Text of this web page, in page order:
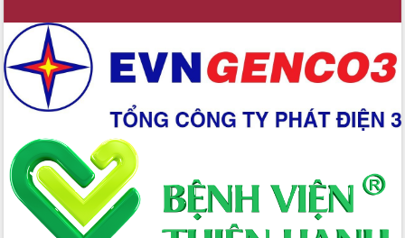
cho trạm y tế cấp xã
Du lịch Đắk Lắk nâng tầm trải nghiệm
du khách thông qua Hệ thống cơ sở dữ
liệu và Bản đồ số
Tập huấn ứng dụng trí tuệ nhân tạo (AI)
trong thương mại điện tử năm 2026
Đoàn đại biểu Quốc hội tỉnh Đắk Lắk
trao đổi thông tin trước Kỳ họp thứ
nhất, Quốc hội khóa XVI
Quyết liệt cải cách hành chính, khơi
thông nguồn lực phát triển